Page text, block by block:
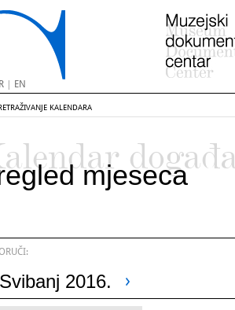
| EN
KALENDARA
mjeseca
Svibanj 2016.